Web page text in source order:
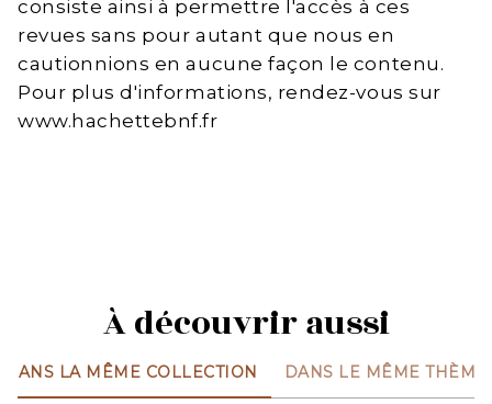
consiste ainsi à permettre l'accès à ces
revues sans pour autant que nous en
cautionnions en aucune façon le contenu.
Pour plus d'informations, rendez-vous sur
www.hachettebnf.fr
À découvrir aussi
DANS LA MÊME COLLECTION DANS LE MÊME THÈME